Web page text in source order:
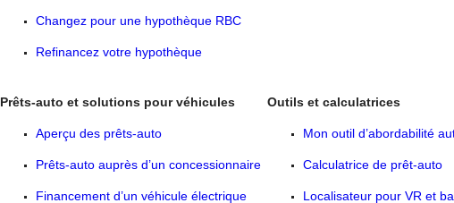
Changez pour une hypothèque RBC
Refinancez votre hypothèque
Prêts-auto et solutions pour véhicules
Aperçu des prêts-auto
Prêts-auto auprès d’un concessionnaire
Financement d’un véhicule électrique
Outils et calculatrices
Mon outil d’abordabilité
Calculatrice de prêt-auto
Localisateur pour VR et